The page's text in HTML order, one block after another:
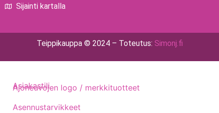
Sijainti kartalla
Teippikauppa © 2024 – Toteutus: Simonj.fi
Ajoneuvojen logo / merkkituotteet
Asennustarvikkeet
Asiakastili